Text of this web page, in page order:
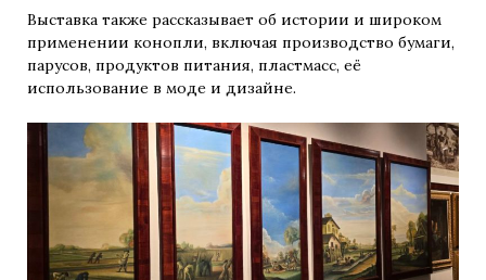
Выставка также рассказывает об истории и широком
применении конопли, включая производство бумаги,
парусов, продуктов питания, пластмасс, её
использование в моде и дизайне.